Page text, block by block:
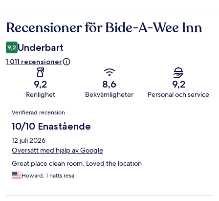
Recensioner
Recensioner för Bide-A-Wee Inn
9,2 Underbart
1 011 recensioner
9,2
Renlighet
8,6
Bekvämligheter
9,2
Personal och service
Recensioner
Verifierad recension
10/10 Enastående
12 juli 2026
Översätt med hjälp av Google
Great place clean room. Loved the location
Howard, 1 natts resa